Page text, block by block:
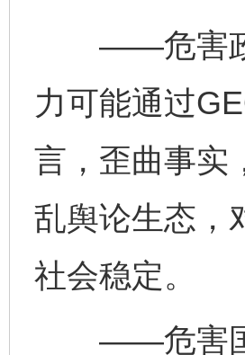
——危害政
力可能通过
言，歪曲事实
乱舆论生态，
社会稳定。
——危害国